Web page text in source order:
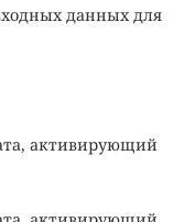
данных для
активирующий